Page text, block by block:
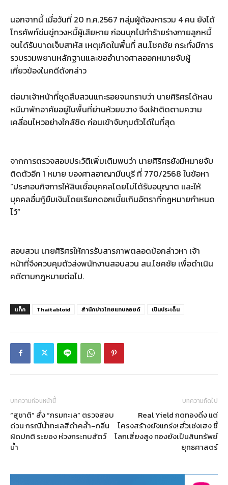
นอกจากนี้ เมื่อวันที่ 20 ก.ค.2567 กลุ่มผู้ต้องหารวม 4 คน ยังได้
โทรศัพท์ข่มขู่ทวงหนี้ผู้เสียหาย ก่อนบุกไปทำร้ายร่างกายลูกหนี้
จนได้รับบาดเจ็บสาหัส เหตุเกิดในพื้นที่ สน.โชคชัย กระทั่งมีการ
รวบรวมพยานหลักฐานและขออำนาจศาลออกหมายจับผู้
เกี่ยวข้องในคดีดังกล่าว
ต่อมาเจ้าหน้าที่ชุดสืบสวนแกะรอยจนทราบว่า นายศิริศรได้หลบ
หนีมาพักอาศัยอยู่ในพื้นที่ย่านห้วยขวาง จึงเฝ้าติดตามความ
เคลื่อนไหวอย่างใกล้ชิด ก่อนเข้าจับกุมตัวได้ในที่สุด
จากการตรวจสอบประวัติเพิ่มเติมพบว่า นายศิริศรยังมีหมายจับ
ติดตัวอีก 1 หมาย ของศาลอาญามีนบุรี ที่ 770/2568 ในข้อหา
“ประกอบกิจการให้สินเชื่อบุคคลโดยไม่ได้รับอนุญาต และให้
บุคคลอื่นกู้ยืมเงินโดยเรียกดอกเบี้ยเกินอัตราที่กฎหมายกำหนด
ไว้”
สอบสวน นายศิริศรให้การรับสารภาพตลอดข้อกล่าวหา เจ้า
หน้าที่จึงควบคุมตัวส่งพนักงานสอบสวน สน.โชคชัย เพื่อดำเนิน
คดีตามกฎหมายต่อไป.
แท็ก Thaitabloid สำนักข่าวไทยแทบลอยด์ เป็นประเด็น
บทความก่อนหน้านี้
“สุชาติ” สั่ง “กรมทะเล” ตรวจสอบ
ด่วน กรณีน้ำทะเลสีดำคล้ำ–กลิ่น
ผิดปกติ ระยอง ห่วงกระทบสัตว์
น้ำ
บทความถัดไป
Real Yield กดทองดิ่ง แต่
โครงสร้างยังแกร่ง! ฮั่วเซ่งเฮง ชี้
โลกเสี่ยงสูง ทองยังเป็นสินทรัพย์
ยุทธศาสตร์